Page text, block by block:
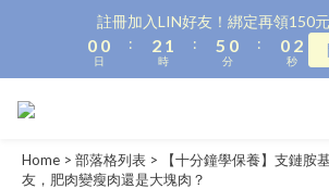
註冊加入LIN好友！綁定再領150
0
1
0
日
:
3
2
1
2
1
0
時
:
6
5
4
0
1
0
分
:
1
0
3
2
1
秒
Home > 部落格列表 >
【十分鐘學保養】支鏈胺
友，肥肉變瘦肉還是大塊肉？